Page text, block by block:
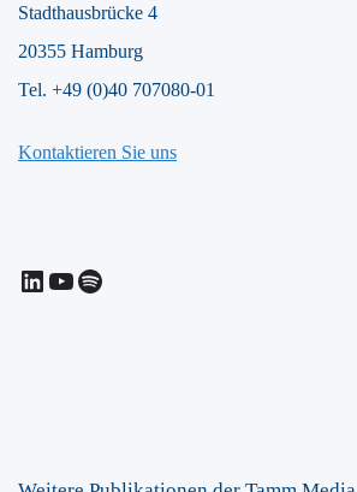
Stadthausbrücke 4
20355 Hamburg
Tel. +49 (0)40 707080-01
Kontaktieren Sie uns
LinkedIn
YouTube
Spotify